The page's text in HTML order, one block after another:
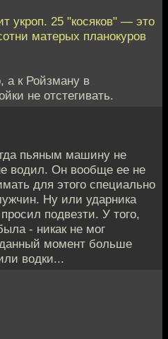
укроп. 25 "косяков" — это
матерых планокуров
а к Ройзману в
не отстегивать.
пьяным машину не
водил. Он вообще ее не
для этого специально
Ну или ударника
подвезти. У того,
- никак не мог
момент больше
водки...